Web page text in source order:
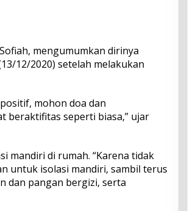
mengumumkan dirinya
12/2020) setelah melakukan
mohon doa dan
beraktifitas seperti biasa,” ujar
mandiri di rumah. “Karena tidak
untuk isolasi mandiri, sambil terus
dan pangan bergizi, serta